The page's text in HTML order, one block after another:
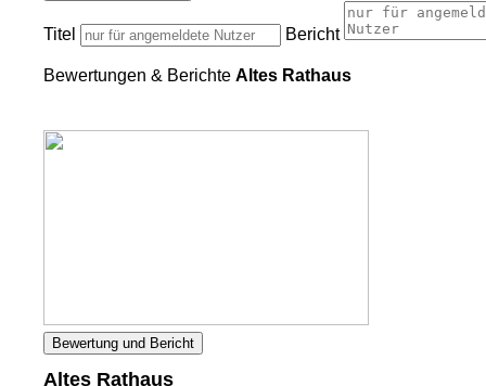
Titel Bericht
Bewertungen & Berichte Altes Rathaus
Bewertung und Bericht
Altes Rathaus